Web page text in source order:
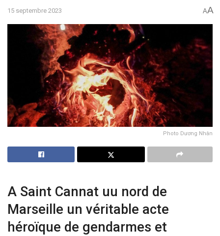
15 septembre 2023 AA
Photo Dương Nhân
A Saint Cannat uu nord de
Marseille un véritable acte
héroïque de gendarmes et